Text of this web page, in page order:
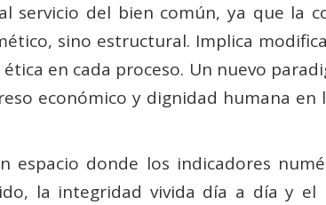
del bien común, ya que la
sino estructural. Implica
en cada proceso. Un nuevo
económico y dignidad humana en
donde los indicadores
la integridad vivida día a día y el